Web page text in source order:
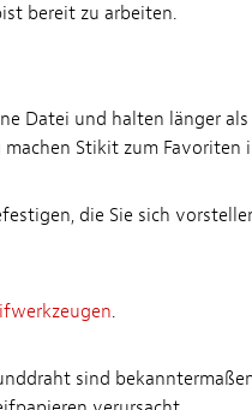
bereit zu arbeiten.
Datei und halten länger
Stikit zum Favoriten
die Sie sich
.
sind